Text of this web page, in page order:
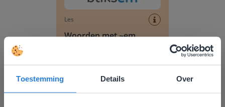
Toestemming Details Over
Les
Woorden met ~em